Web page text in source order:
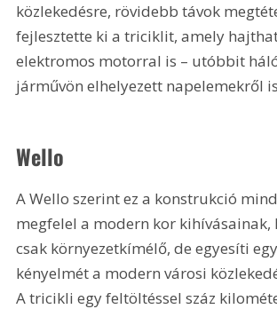
közlekedésre, rövidebb távok
fejlesztette ki a triciklit, amely
elektromos motorral is – utóbbit
járművön elhelyezett napelemekről
Wello
A Wello szerint ez a konstrukció
megfelel a modern kor kihívásainak,
csak környezetkímélő, de egyesíti
kényelmét a modern városi
A tricikli egy feltöltéssel száz